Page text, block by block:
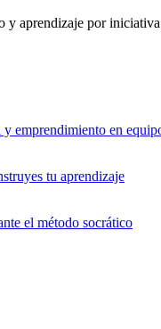
y aprendizaje por
emprendimiento en
tu aprendizaje
el método socrático